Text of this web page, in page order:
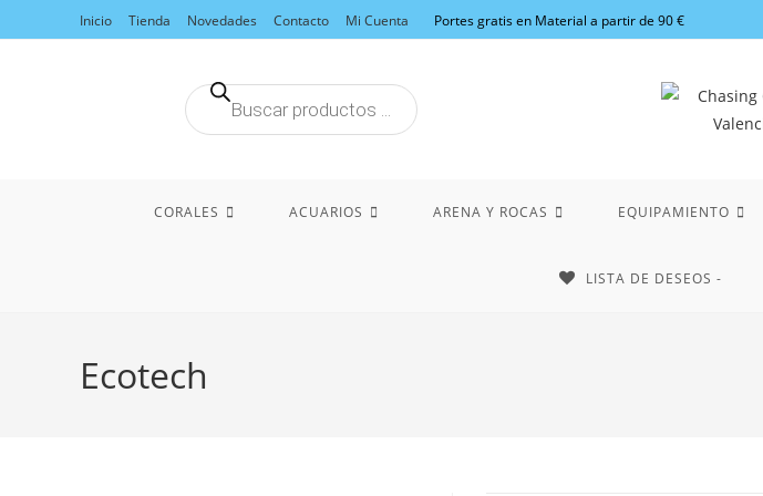
al
Inicio Tienda Novedades Contacto Mi Cuenta Portes gratis en Material a partir de 90 €
Búsqueda
de
CORALES ACUARIOS ARENA Y ROCAS EQUIPAMIENTO
LISTA DE DESEOS -
Ecotech